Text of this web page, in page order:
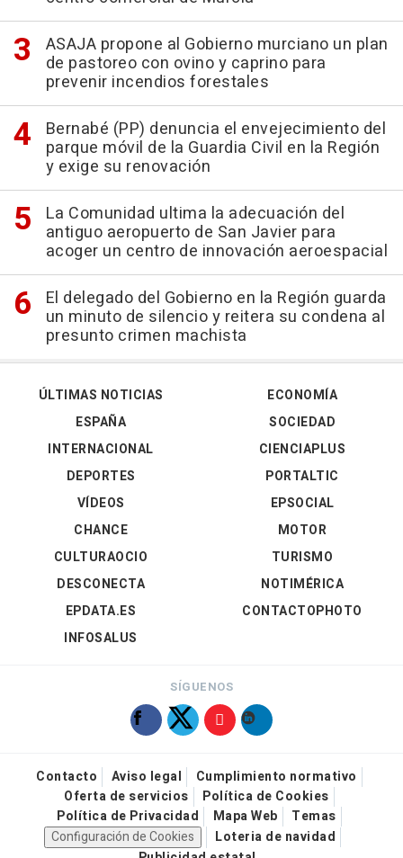
ASAJA propone al Gobierno murciano un plan
de pastoreo con ovino y caprino para
prevenir incendios forestales
Bernabé (PP) denuncia el envejecimiento del
parque móvil de la Guardia Civil en la Región
y exige su renovación
La Comunidad ultima la adecuación del
antiguo aeropuerto de San Javier para
acoger un centro de innovación aeroespacial
El delegado del Gobierno en la Región guarda
un minuto de silencio y reitera su condena al
presunto crimen machista
ÚLTIMAS NOTICIAS
ESPAÑA
INTERNACIONAL
DEPORTES
VÍDEOS
ECONOMÍA
SOCIEDAD
CIENCIAPLUS
PORTALTIC
EPSOCIAL
CHANCE
CULTURAOCIO
DESCONECTA
EPDATA.ES
INFOSALUS
MOTOR
TURISMO
NOTIMÉRICA
CONTACTOPHOTO
SÍGUENOS
Contacto Aviso legal
Cumplimiento normativo
Oferta de servicios
Política de Cookies
Política de Privacidad
Mapa Web
Temas
Configuración de Cookies
Loteria de navidad